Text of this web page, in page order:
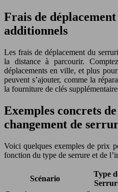
Frais de
additionnels
Les frais de déplacement du
la distance à parcourir.
déplacements en ville, et plus
peuvent s’ajouter, comme la
la fourniture de clés
Exemples concrets
changement de
Voici quelques exemples de prix
fonction du type de serrure et de
Scénario
Type